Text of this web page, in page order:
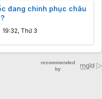
đang chinh phục châu
19:32, Thứ 3